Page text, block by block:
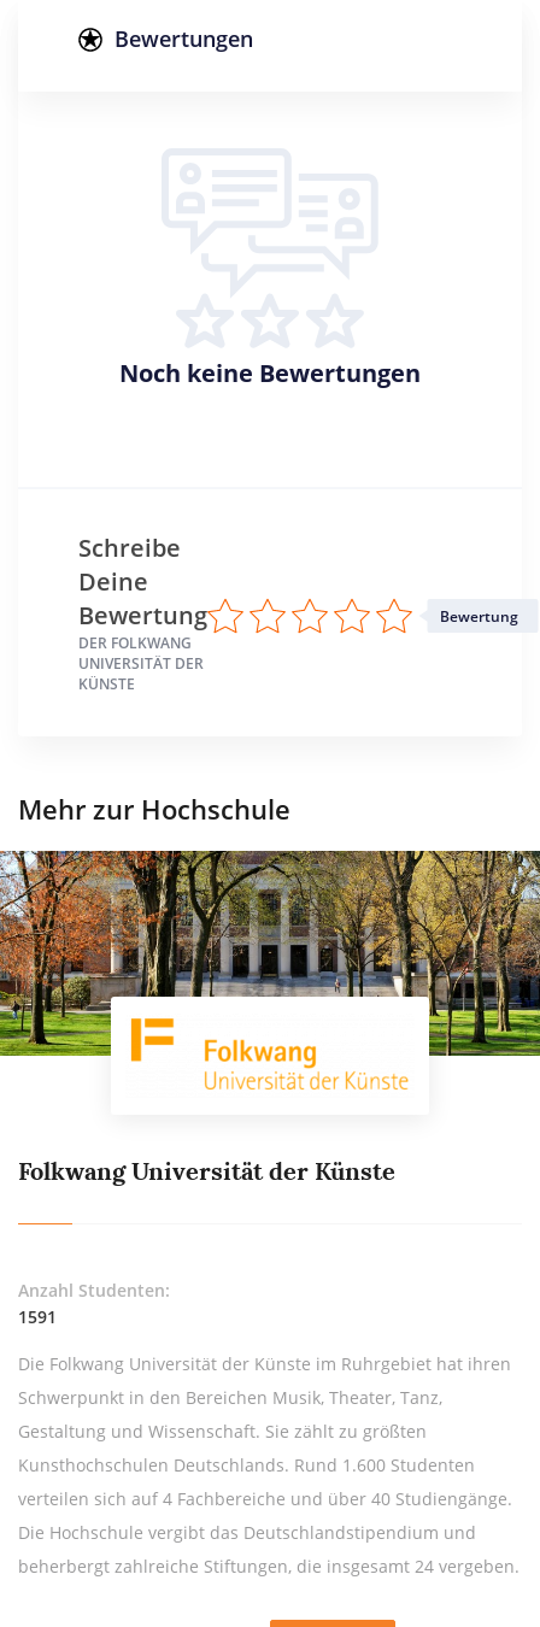
Bewertungen
Noch keine Bewertungen
Schreibe
Deine
Bewertung
DER FOLKWANG
UNIVERSITÄT DER
KÜNSTE
Bewertung
Mehr zur Hochschule
Folkwang Universität der Künste
Anzahl Studenten:
1591
Die Folkwang Universität der Künste im Ruhrgebiet hat ihren
Schwerpunkt in den Bereichen Musik, Theater, Tanz,
Gestaltung und Wissenschaft. Sie zählt zu größten
Kunsthochschulen Deutschlands. Rund 1.600 Studenten
verteilen sich auf 4 Fachbereiche und über 40 Studiengänge.
Die Hochschule vergibt das Deutschlandstipendium und
beherbergt zahlreiche Stiftungen, die insgesamt 24 vergeben.